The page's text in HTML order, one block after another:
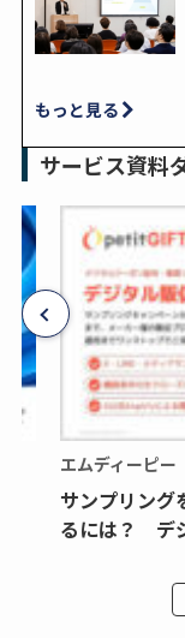
もっと見る
サービス資料
エムディーピー
サンプリング
るには？ デ